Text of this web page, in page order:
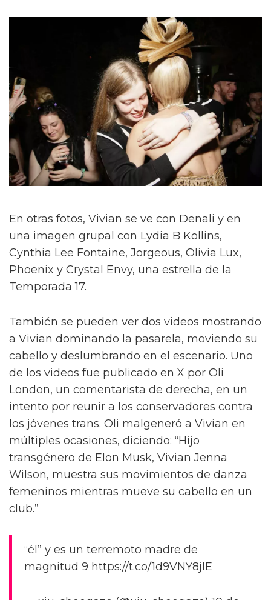
En otras fotos, Vivian se ve con Denali y en
una imagen grupal con Lydia B Kollins,
Cynthia Lee Fontaine, Jorgeous, Olivia Lux,
Phoenix y Crystal Envy, una estrella de la
Temporada 17.
También se pueden ver dos videos mostrando
a Vivian dominando la pasarela, moviendo su
cabello y deslumbrando en el escenario. Uno
de los videos fue publicado en X por Oli
London, un comentarista de derecha, en un
intento por reunir a los conservadores contra
los jóvenes trans. Oli malgeneró a Vivian en
múltiples ocasiones, diciendo: “Hijo
transgénero de Elon Musk, Vivian Jenna
Wilson, muestra sus movimientos de danza
femeninos mientras mueve su cabello en un
club.”
“él” y es un terremoto madre de
magnitud 9 https://t.co/1d9VNY8jIE